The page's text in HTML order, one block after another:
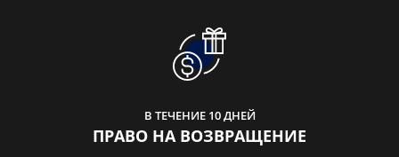
В ТЕЧЕНИЕ 10 ДНЕЙ
ПРАВО НА ВОЗВРАЩЕНИЕ